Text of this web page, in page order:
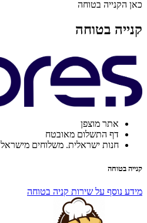
כאן הקנייה בטוחה
קנייה בטוחה
אתר מוצפן
דף התשלום מאובטח
חנות ישראלית. משלוחים מישראל
קנייה בטוחה
מידע נוסף על שירות קניה בטוחה